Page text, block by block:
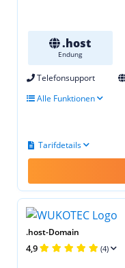
.host
Endung
Telefonsupport
Alle Funktionen
Tarifdetails
.host-Domain
4,9 (4)